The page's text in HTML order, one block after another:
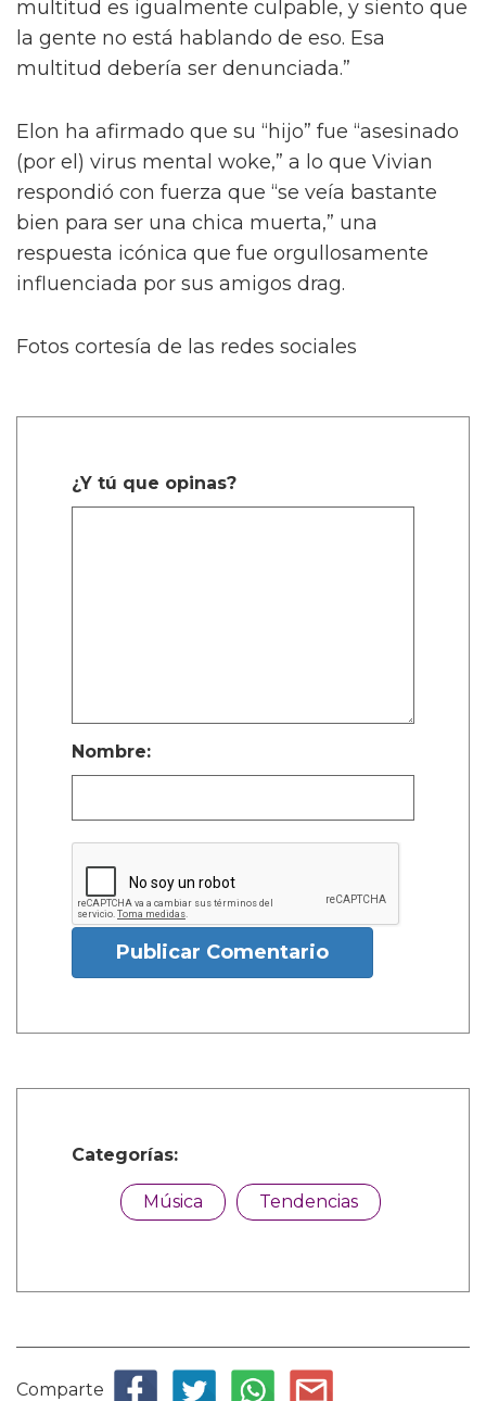
multitud es igualmente culpable, y siento que
la gente no está hablando de eso. Esa
multitud debería ser denunciada.”
Elon ha afirmado que su “hijo” fue “asesinado
(por el) virus mental woke,” a lo que Vivian
respondió con fuerza que “se veía bastante
bien para ser una chica muerta,” una
respuesta icónica que fue orgullosamente
influenciada por sus amigos drag.
Fotos cortesía de las redes sociales
¿Y tú que opinas?
Nombre:
Publicar Comentario
Categorías:
Música Tendencias
Comparte